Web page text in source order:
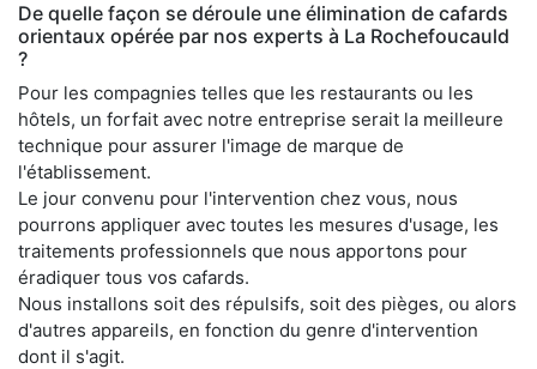
De quelle façon se déroule une élimination de cafards
orientaux opérée par nos experts à La Rochefoucauld
?
Pour les compagnies telles que les restaurants ou les
hôtels, un forfait avec notre entreprise serait la meilleure
technique pour assurer l'image de marque de
l'établissement.
Le jour convenu pour l'intervention chez vous, nous
pourrons appliquer avec toutes les mesures d'usage, les
traitements professionnels que nous apportons pour
éradiquer tous vos cafards.
Nous installons soit des répulsifs, soit des pièges, ou alors
d'autres appareils, en fonction du genre d'intervention
dont il s'agit.